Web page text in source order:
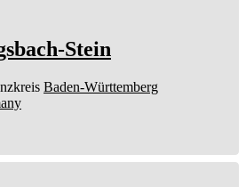
Stein
Baden-Württemberg